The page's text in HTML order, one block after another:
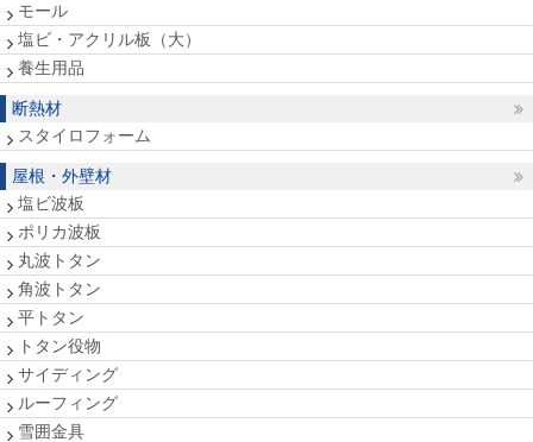
モール
塩ビ・アクリル板（大）
養生用品
断熱材
スタイロフォーム
屋根・外壁材
塩ビ波板
ポリカ波板
丸波トタン
角波トタン
平トタン
トタン役物
サイディング
ルーフィング
雪囲金具